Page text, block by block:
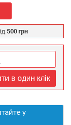
500 грн
в один клік
у